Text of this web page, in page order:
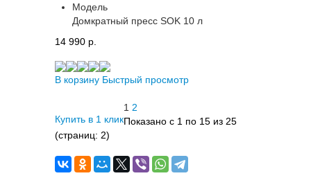
Модель
Домкратный пресс SOK 10 л
14 990 p.
В корзину Быстрый просмотр
Купить в 1 клик
1 2
Показано с 1 по 15 из 25
(страниц: 2)